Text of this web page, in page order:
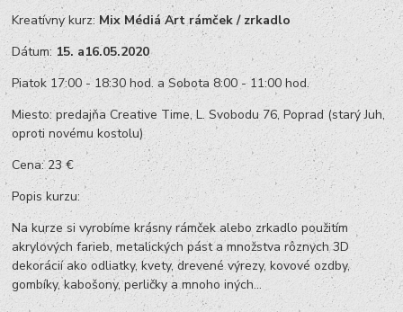
Kreatívny kurz: Mix Médiá Art rámček / zrkadlo
Dátum: 15. a16.05.2020
Piatok 17:00 - 18:30 hod. a Sobota 8:00 - 11:00 hod.
Miesto: predajňa Creative Time, L. Svobodu 76, Poprad (starý Juh,
oproti novému kostolu)
Cena: 23 €
Popis kurzu:
Na kurze si vyrobíme krásny rámček alebo zrkadlo použitím
akrylových farieb, metalických pást a množstva rôznych 3D
dekorácií ako odliatky, kvety, drevené výrezy, kovové ozdby,
gombíky, kabošony, perličky a mnoho iných...